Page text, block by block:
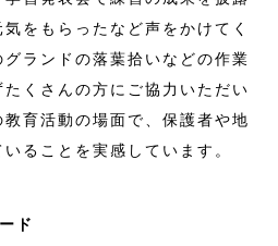
をもらったなど声をかけてく
ランドの落葉拾いなどの作業
くさんの方にご協力いただい
育活動の場面で、保護者や地
ることを実感しています。
ド